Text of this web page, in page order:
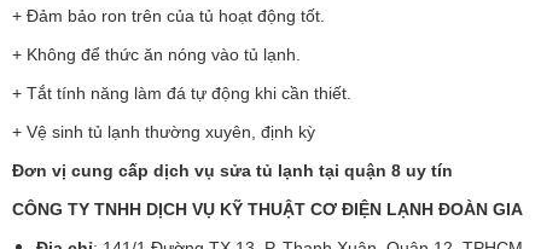
+ Đảm bảo ron trên của tủ hoạt động tốt.
+ Không để thức ăn nóng vào tủ lạnh.
+ Tắt tính năng làm đá tự động khi cần thiết.
+ Vệ sinh tủ lạnh thường xuyên, định kỳ
Đơn vị cung cấp dịch vụ sửa tủ lạnh tại quận 8 uy tín
CÔNG TY TNHH DỊCH VỤ KỸ THUẬT CƠ ĐIỆN LẠNH ĐOÀN GIA